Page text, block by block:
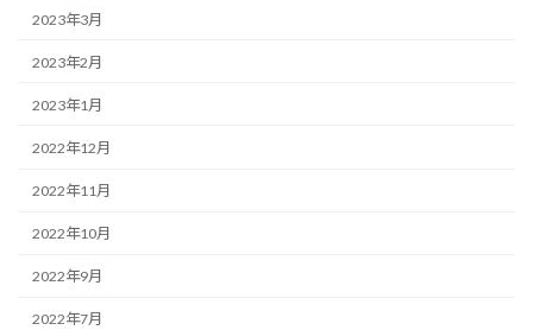
2023年3月
2023年2月
2023年1月
2022年12月
2022年11月
2022年10月
2022年9月
2022年7月